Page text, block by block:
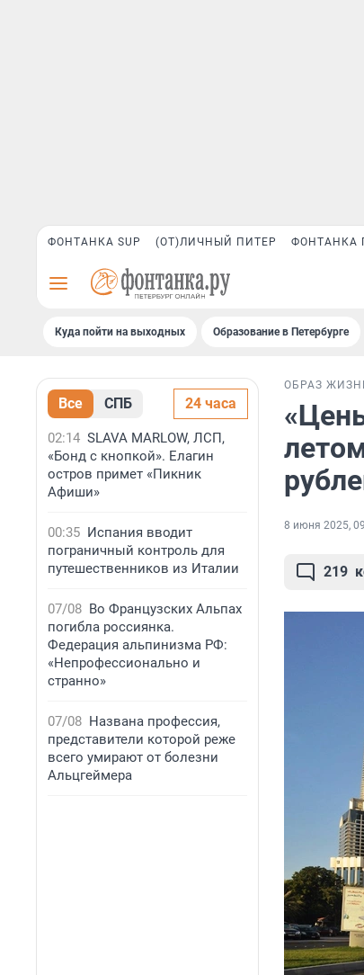
ФОНТАНКА SUP (ОТ)ЛИЧНЫЙ ПИТЕР ФОНТАНКА
Куда пойти на выходных Образование в Петербурге
Все СПБ 24 часа
02:14 SLAVA MARLOW, ЛСП,
«Бонд с кнопкой». Елагин
остров примет «Пикник
Афиши»
00:35 Испания вводит
пограничный контроль для
путешественников из Италии
07/08 Во Французских Альпах
погибла россиянка.
Федерация альпинизма РФ:
«Непрофессионально и
странно»
07/08 Названа профессия,
представители которой реже
всего умирают от болезни
Альцгеймера
ОБРАЗ
8 июня 2025,
219